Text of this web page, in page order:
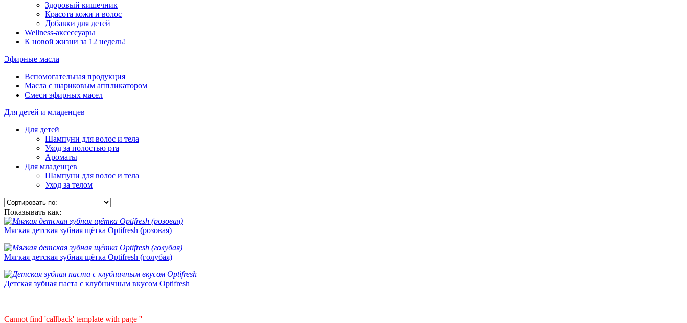
Здоровый кишечник
Красота кожи и волос
Добавки для детей
Wellness-аксессуары
К новой жизни за 12 недель!
Эфирные масла
Вспомогательная продукция
Масла с шариковым аппликатором
Смеси эфирных масел
Для детей и младенцев
Для детей
Шампуни для волос и тела
Уход за полостью рта
Ароматы
Для младенцев
Шампуни для волос и тела
Уход за телом
Показывать как:
Мягкая детская зубная щётка Optifresh (розовая)
Мягкая детская зубная щётка Optifresh (голубая)
Детская зубная паста с клубничным вкусом Optifresh
Cannot find 'callback' template with page ''